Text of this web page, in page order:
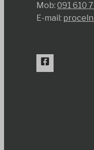
Mob: 091 610
E-mail: